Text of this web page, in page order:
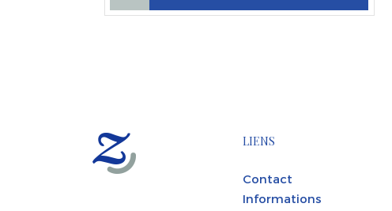
LIENS
Contact
Informations